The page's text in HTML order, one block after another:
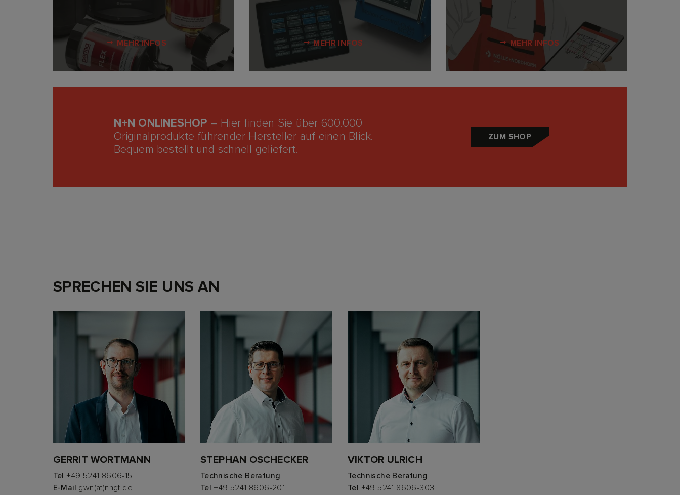
MEHR INFOS MEHR INFOS MEHR INFOS
N+N ONLINESHOP – Hier finden Sie über 600.000
Originalprodukte führender Hersteller auf einen Blick.
Bequem bestellt und schnell geliefert.
ZUM SHOP
SPRECHEN SIE UNS AN
GERRIT WORTMANN
Tel +49 5241 8606-15
E-Mail gwn(at)nngt.de
STEPHAN OSCHECKER
Technische Beratung
Tel +49 5241 8606-201
VIKTOR ULRICH
Technische Beratung
Tel +49 5241 8606-303